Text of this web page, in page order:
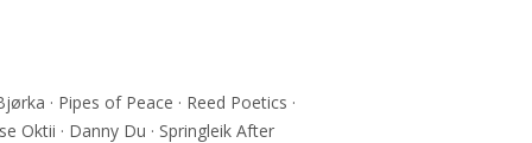
· Pipes of Peace · Reed Poetics ·
Oktii · Danny Du · Springleik After